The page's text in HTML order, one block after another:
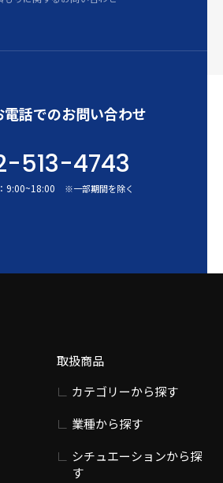
電話でのお問い合わせ
513-4743
9:00~18:00 ※一部期間を除く
取扱商品
カテゴリーから探す
業種から探す
シチュエーションから探
す